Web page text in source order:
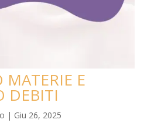
MATERIE E
DEBITI
| Giu 26, 2025